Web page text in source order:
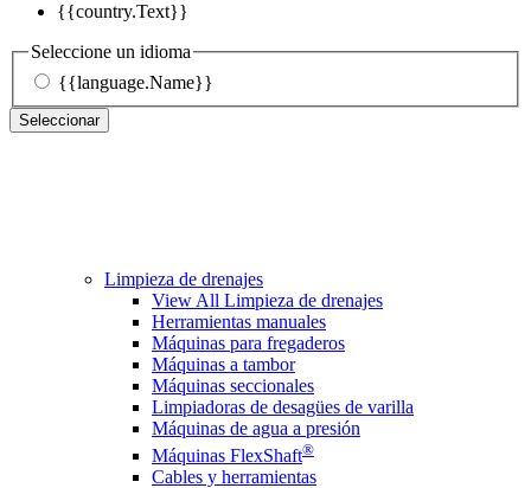
{{country.Text}}
Seleccione un idioma
{{language.Name}}
Seleccionar
Limpieza de drenajes
View All Limpieza de drenajes
Herramientas manuales
Máquinas para fregaderos
Máquinas a tambor
Máquinas seccionales
Limpiadoras de desagües de varilla
Máquinas de agua a presión
Máquinas FlexShaft®
Cables y herramientas